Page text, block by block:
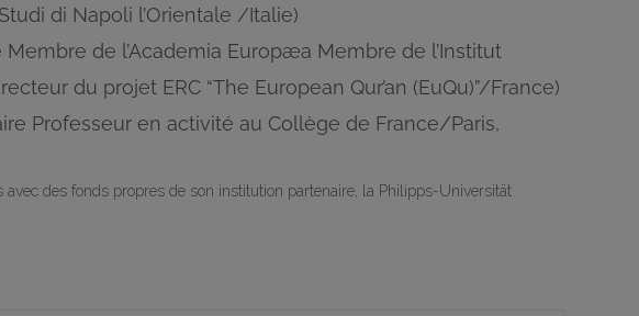
di Napoli l’Orientale /Italie)
Membre de l’Academia Europæa Membre de l’Institut
du projet ERC “The European Qur’an (EuQu)”/France)
Professeur en activité au Collège de France/Paris,
avec des fonds propres de son institution partenaire, la Philipps-Universität